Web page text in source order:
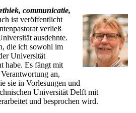
communicatie,
ist veröffentlicht
verließ
ausdehnte.
die ich sowohl im
Universität
habe. Es fängt mit
an,
sie in Vorlesungen und
Universität Delft mit
und besprochen wird.